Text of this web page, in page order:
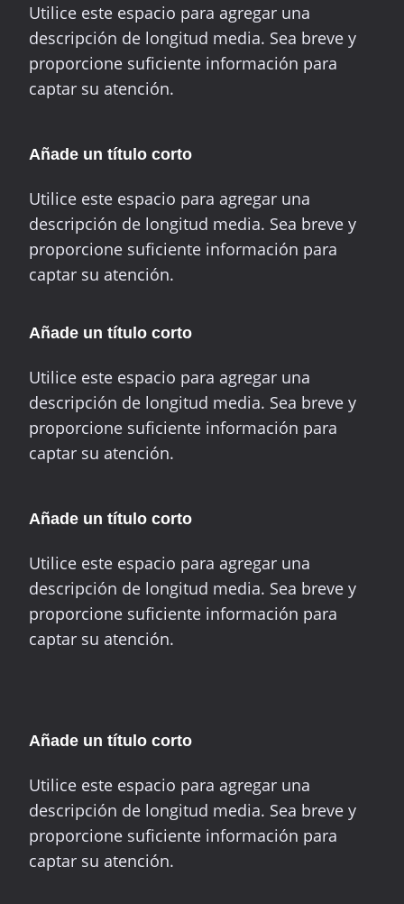
Utilice este espacio para agregar una
descripción de longitud media. Sea breve y
proporcione suficiente información para
captar su atención.
Añade un título corto
Utilice este espacio para agregar una
descripción de longitud media. Sea breve y
proporcione suficiente información para
captar su atención.
Añade un título corto
Utilice este espacio para agregar una
descripción de longitud media. Sea breve y
proporcione suficiente información para
captar su atención.
Añade un título corto
Utilice este espacio para agregar una
descripción de longitud media. Sea breve y
proporcione suficiente información para
captar su atención.
Añade un título corto
Utilice este espacio para agregar una
descripción de longitud media. Sea breve y
proporcione suficiente información para
captar su atención.